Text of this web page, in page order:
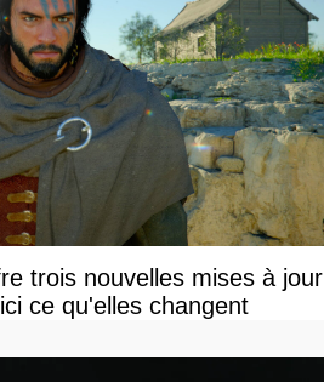
trois nouvelles mises à jour
ce qu'elles changent